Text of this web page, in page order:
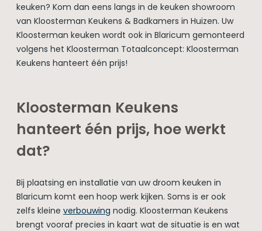
keuken? Kom dan eens langs in de keuken showroom
van Kloosterman Keukens & Badkamers in Huizen. Uw
Kloosterman keuken wordt ook in Blaricum gemonteerd
volgens het Kloosterman Totaalconcept: Kloosterman
Keukens hanteert één prijs!
Kloosterman Keukens
hanteert één prijs, hoe werkt
dat?
Bij plaatsing en installatie van uw droom keuken in
Blaricum komt een hoop werk kijken. Soms is er ook
zelfs kleine verbouwing nodig. Kloosterman Keukens
brengt vooraf precies in kaart wat de situatie is en wat